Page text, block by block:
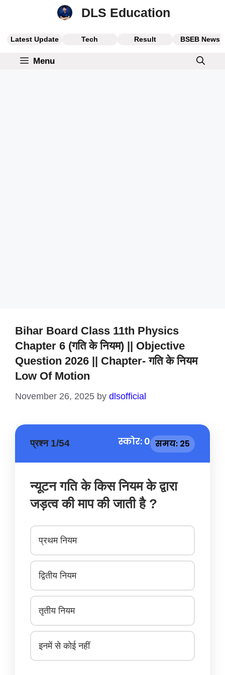
DLS Education
Latest Update Tech Result BSEB News
Menu
Bihar Board Class 11th Physics
Chapter 6 (गति के नियम) || Objective
Question 2026 || Chapter- गति के नियम
Low Of Motion
November 26, 2025 by dlsofficial
प्रश्न 1/54 स्कोर: 0 समय: 25
न्यूटन गति के किस नियम के द्वारा
जड़त्व की माप की जाती है ?
प्रथम नियम
द्वितीय नियम
तृतीय नियम
इनमें से कोई नहीं